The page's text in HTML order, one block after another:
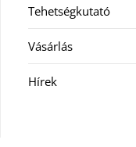
Tehetségkutató
Vásárlás
Hírek